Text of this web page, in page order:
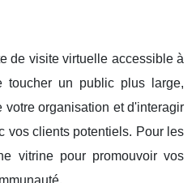
de visite virtuelle accessible à
toucher un public plus large,
organisation et d'interagir
vos clients potentiels. Pour les
vitrine pour promouvoir vos